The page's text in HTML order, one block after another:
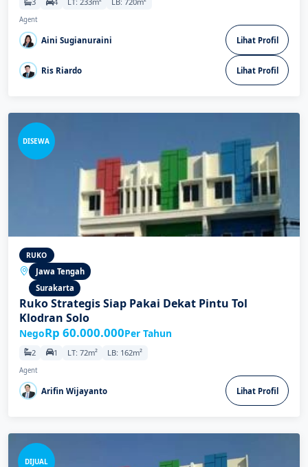
Agent
Aini Sugianuraini Lihat Profil
Ris Riardo Lihat Profil
DISEWA
RUKO
Jawa Tengah
Surakarta
Ruko Strategis Siap Pakai Dekat Pintu Tol
Klodran Solo
NegoRp 60.000.000Per Tahun
2 1 LT: 72m² LB: 162m²
Agent
Arifin Wijayanto Lihat Profil
DIJUAL